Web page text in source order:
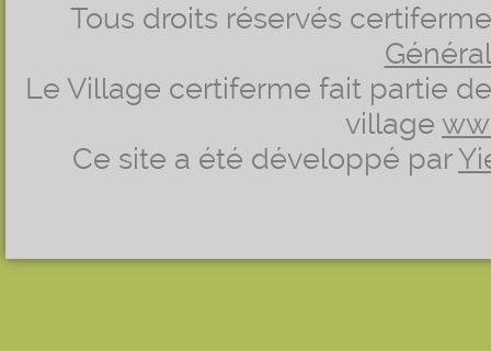
Tous droits réservés
Le Village certiferme fait partie
village
Ce site a été développé par